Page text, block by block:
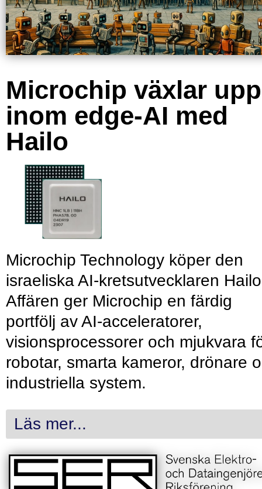
Microchip växlar upp
inom edge-AI med
Hailo
Microchip Technology köper den
israeliska AI-kretsutvecklaren
Affären ger Microchip en färdig
portfölj av AI-acceleratorer,
visionsprocessorer och mjukvara
robotar, smarta kameror, drönare
industriella system.
Läs mer...